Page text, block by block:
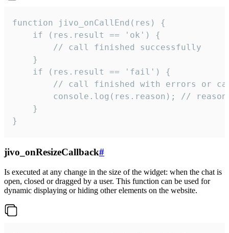
function jivo_onCallEnd(res) {
    if (res.result == 'ok') {
        // call finished successfully
    }
    if (res.result == 'fail') {
// call finished with errors or
console.log(res.reason); //
    }
}
jivo_onResizeCallback#
Is executed at any change in the size of the widget: when the chat is
open, closed or dragged by a user. This function can be used for
dynamic displaying or hiding other elements on the website.